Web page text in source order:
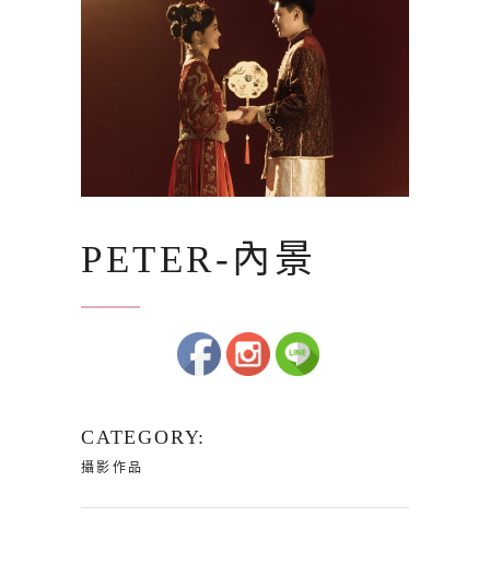
PETER-內景
CATEGORY:
攝影作品